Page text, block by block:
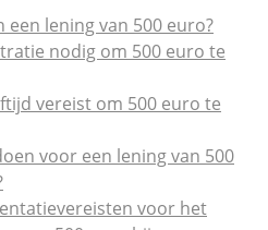
een lening van 500 euro?
nodig om 500 euro te
vereist om 500 euro te
voor een lening van 500
voor het